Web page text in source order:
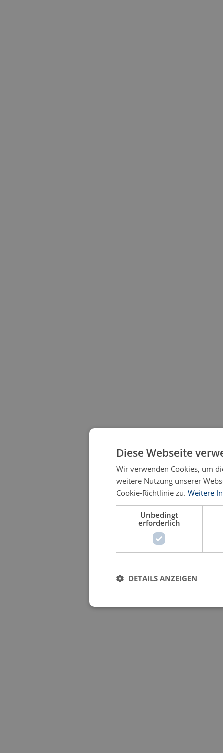
Diese Webseite
Wir verwenden Cookies, um
weitere Nutzung unserer
Cookie-Richtlinie zu. Weitere
Unbedingt
erforderlich
DETAILS ANZEIGEN